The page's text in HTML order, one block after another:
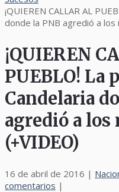
¡QUIEREN CALLAR AL
donde la PNB agredió a
¡QUIEREN
PUEBLO! La
Candelaria
agredió a
(+VIDEO)
16 de abril de 2016 |
comentarios |